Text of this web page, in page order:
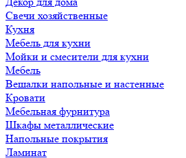
Свечи хозяйственные
Кухня
Мебель для кухни
Мойки и смесители для кухни
Мебель
Вешалки напольные и настенные
Кровати
Мебельная фурнитура
Шкафы металлические
Напольные покрытия
Ламинат